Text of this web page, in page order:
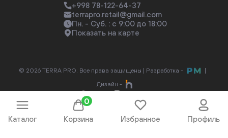
Каталог Корзина
0
Избранное Профиль
+998 78-122-64-37
terrapro.retail@gmail.com
Пн. - Суб. : с 9:00 до 18:00
Показать на карте
© 2026 TERRA PRO. Все права защищены | Разработка -
|
Дизайн -